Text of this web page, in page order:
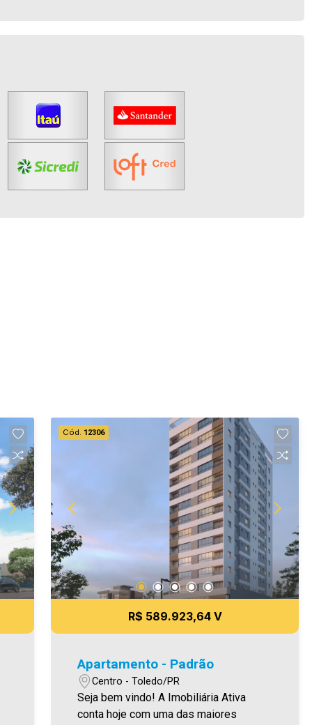
Cód. 12306
R$ 589.923,64 V
Apartamento - Padrão
Centro - Toledo/PR
Seja bem vindo! A Imobiliária Ativa
conta hoje com uma das maiores